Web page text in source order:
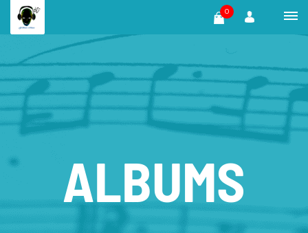
0
ALBUMS